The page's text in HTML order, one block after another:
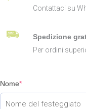
Contattaci su
Spedizione
Per ordini
Nome*